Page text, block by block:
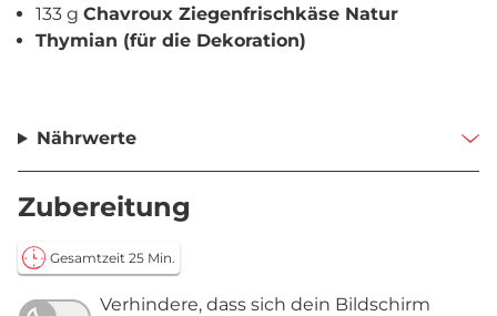
133 g Chavroux Ziegenfrischkäse Natur
Thymian (für die Dekoration)
Nährwerte
Zubereitung
Gesamtzeit 25 Min.
Verhindere, dass sich dein Bildschirm